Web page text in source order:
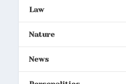
Law
Nature
News